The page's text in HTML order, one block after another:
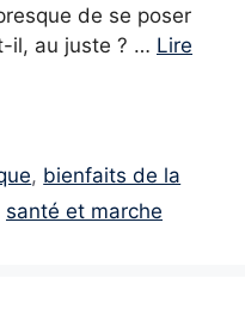
de se poser
il, au juste ? … Lire
, bienfaits de la
santé et marche